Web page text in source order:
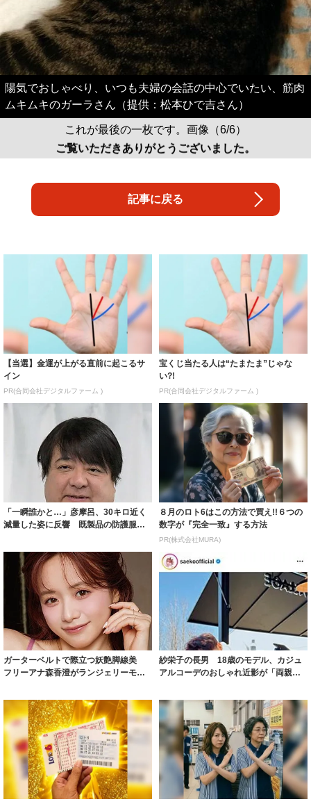
陽気でおしゃべり、いつも夫婦の会話の中心でいたい、筋肉
ムキムキのガーラさん（提供：松本ひで吉さん）
これが最後の一枚です。画像（6/6）
ご覧いただきありがとうございました。
記事に戻る
【当選】金運が上がる直前に起こるサ
イン
PR(合同会社デジタルファーム )
宝くじ当たる人は“たまたま”じゃな
い?!
PR(合同会社デジタルファーム )
「一瞬誰かと…」彦摩呂、30キロ近く
減量した姿に反響 既製品の防護服が
８月のロト6はこの方法で買え!!６つの
数字が『完全一致』する方法
PR(株式会社MURA)
ガーターベルトで際立つ妖艶脚線美
フリーアナ森香澄がランジェリーモデ
紗栄子の長男 18歳のモデル、カジュ
アルコーデのおしゃれ近影が「両親の